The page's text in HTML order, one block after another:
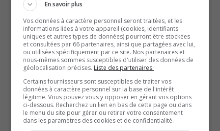
XPmines : Un outil pour initier les jeunes au domaine
minier
7 mai 2026
En savoir plus
Vos données à caractère personnel seront traitées, et les
informations liées à votre appareil (cookies, identifiants
uniques et autres types de données) pourront être stockées
et consultées par 66 partenaires, ainsi que partagées avec lui,
ou utilisées spécifiquement par ce site. Nos partenaires et
nous-mêmes sommes susceptibles d'utiliser des données de
géolocalisation précises. Liste des partenaires.
Certains fournisseurs sont susceptibles de traiter vos
données à caractère personnel sur la base de l'intérêt
légitime. Vous pouvez vous y opposer en gérant vos options
ci-dessous. Recherchez un lien en bas de cette page ou dans
le menu du site pour gérer ou retirer votre consentement
dans les paramètres des cookies et de confidentialité.